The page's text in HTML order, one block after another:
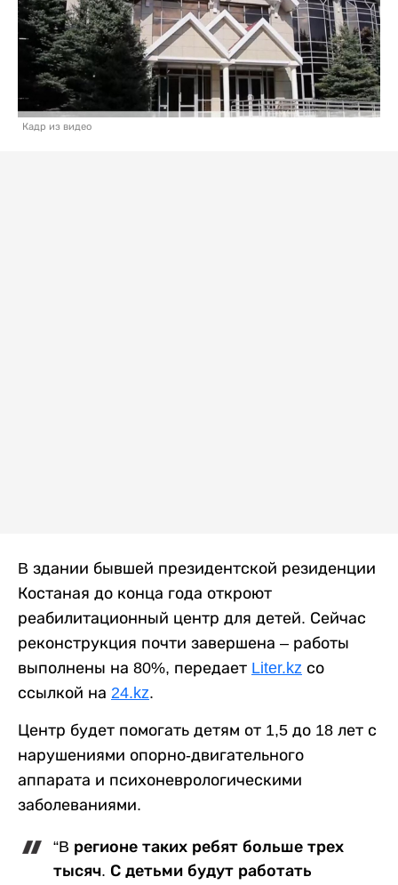
Кадр из видео
B здании бывшей президентской резиденции
Костаная до конца года откроют
реабилитационный центр для детей. Сейчас
реконструкция почти завершена – работы
выполнены на 80%, передает Liter.kz со
ссылкой на 24.kz.
Центр будет помогать детям от 1,5 до 18 лет с
нарушениями опорно-двигательного
аппарата и психоневрологическими
заболеваниями.
“B регионе таких ребят больше трех
тысяч. С детьми будут работать